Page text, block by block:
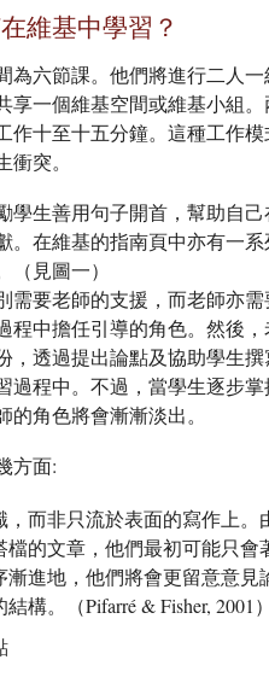
維基中學習？
為六節課。他們將進行二人
享一個維基空間或維基小組
作十至十五分鐘。這種工作
突。
學生善用句子開首，幫助自
。在維基的指南頁中亦有一
見圖一）
需要老師的支援，而老師亦
程中擔任引導的角色。然後
，透過提出論點及協助學生撰
過程中。不過，當學生逐步
角色將會漸漸淡出。
方面:
，而非只流於表面的寫作上。
檔的文章，他們最初可能只會
漸進地，他們將會更留意意見
構。（Pifarré & Fisher, 2001